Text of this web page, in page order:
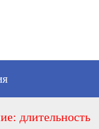
длительность